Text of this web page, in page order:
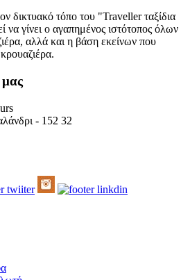
δικτυακό τόπο του "Traveller ταξίδια
να γίνει ο αγαπημένος ιστότοπος όλων
αλλά και η βάση εκείνων που
μας
- 152 32